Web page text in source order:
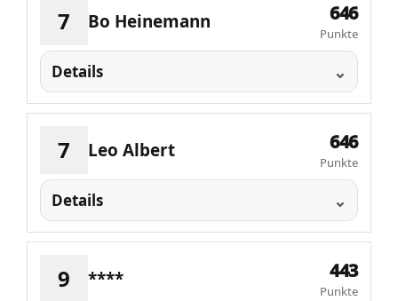
7 Bo Heinemann 646
Punkte
Details
7 Leo Albert 646
Punkte
Details
9 **** 443
Punkte